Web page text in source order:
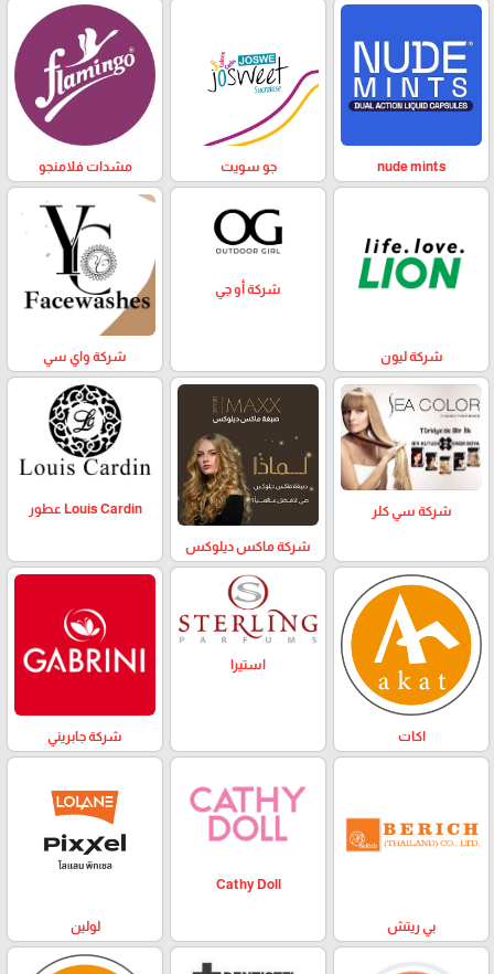
nude mints جو سويت مشدات فلامنجو
شركة ليون
شركة أو جي
شركة واي سي
شركة سي كلر
شركة ماكس ديلوكس
Louis Cardin عطور
اكات
استيرا
شركة جابريني
بي ريتش
Cathy Doll
لولين